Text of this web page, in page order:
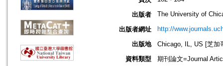
出版者 The University of
出版者網址 http://
出版地
Chicago, IL, US [芝加
資料類型
期刊論文=Journal